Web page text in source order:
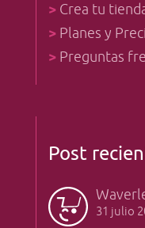
> Crea tu
> Planes y
> Preguntas
Post
31 julio